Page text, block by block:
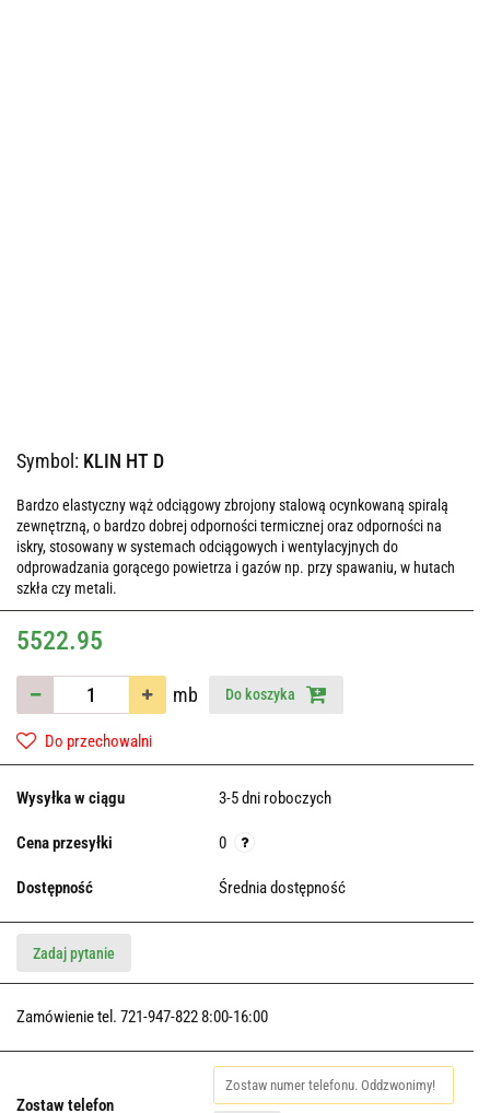
Symbol: KLIN HT D
Bardzo elastyczny wąż odciągowy zbrojony stalową ocynkowaną spiralą
zewnętrzną, o bardzo dobrej odporności termicznej oraz odporności na
iskry, stosowany w systemach odciągowych i wentylacyjnych do
odprowadzania gorącego powietrza i gazów np. przy spawaniu, w hutach
szkła czy metali.
5522.95
mb Do koszyka
Do przechowalni
Wysyłka w ciągu 3-5 dni roboczych
Cena przesyłki 0
Dostępność Średnia dostępność
Zadaj pytanie
Zamówienie tel. 721-947-822 8:00-16:00
Zostaw telefon